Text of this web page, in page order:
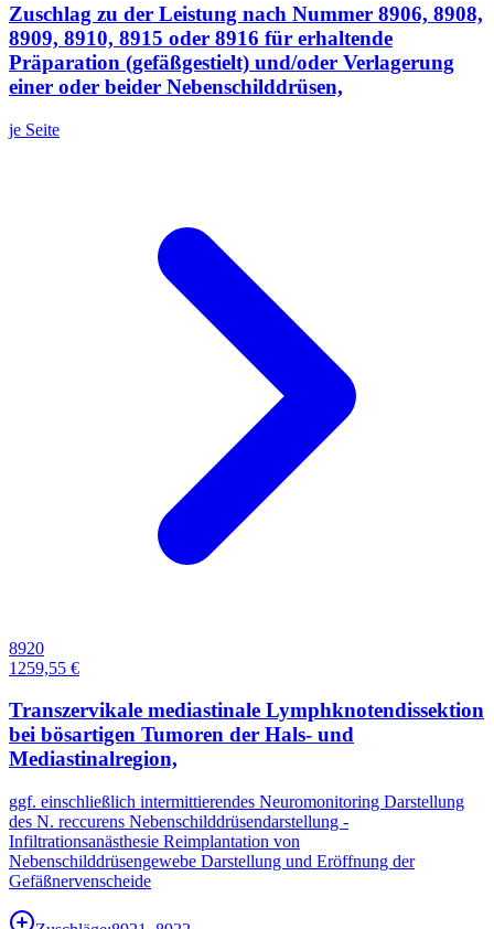
Zuschlag zu der Leistung nach Nummer 8906, 8908,
8909, 8910, 8915 oder 8916 für erhaltende
Präparation (gefäßgestielt) und/oder Verlagerung
einer oder beider Nebenschilddrüsen,
je Seite
8920
1259,55 €
Transzervikale mediastinale Lymphknotendissektion
bei bösartigen Tumoren der Hals- und
Mediastinalregion,
ggf. einschließlich intermittierendes Neuromonitoring Darstellung
des N. reccurens Nebenschilddrüsendarstellung -
Infiltrationsanästhesie Reimplantation von
Nebenschilddrüsengewebe Darstellung und Eröffnung der
Gefäßnervenscheide